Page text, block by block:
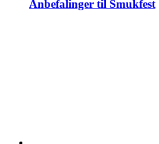
Anbefalinger til Smukfest